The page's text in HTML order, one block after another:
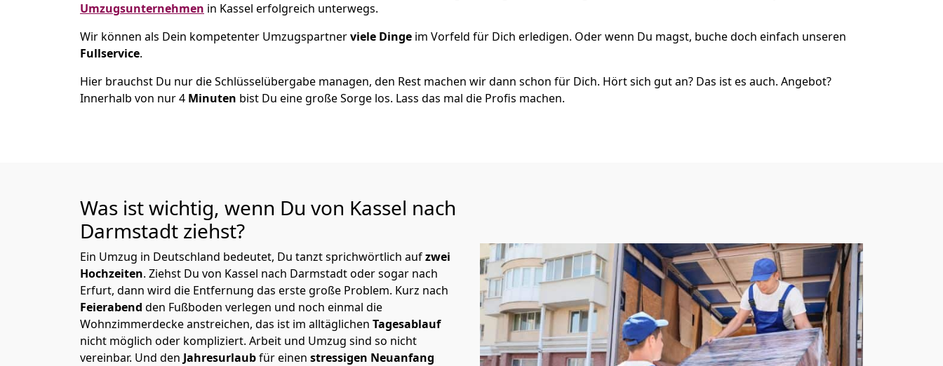
Umzugsunternehmen in Kassel erfolgreich unterwegs.
Wir können als Dein kompetenter Umzugspartnerviele Dinge im Vorfeld für Dich erledigen. Oder wenn Du magst, buche doch einfach unseren
Fullservice.
Hier brauchst Du nur die Schlüsselübergabe managen, den Rest machen wir dann schon für Dich. Hört sich gut an? Das ist es auch. Angebot?
Innerhalb von nur 4 Minuten bist Du eine große Sorge los. Lass das mal die Profis machen.
Was ist wichtig, wenn Du von Kassel nach
Darmstadt ziehst?
Ein Umzug in Deutschland bedeutet, Du tanzt sprichwörtlich aufzwei
Hochzeiten. Ziehst Du von Kassel nach Darmstadt oder sogar nach
Erfurt, dann wird die Entfernung das erste große Problem. Kurz nach
Feierabend den Fußboden verlegen und noch einmal die
Wohnzimmerdecke anstreichen, das ist im alltäglichen Tagesablauf
nicht möglich oder kompliziert. Arbeit und Umzug sind so nicht
vereinbar. Und den Jahresurlaubfür einen stressigen Neuanfang